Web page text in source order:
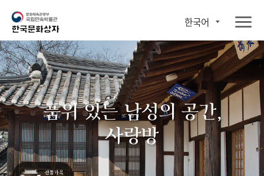
한국어
품위 있는 남성의 공간,
사랑방